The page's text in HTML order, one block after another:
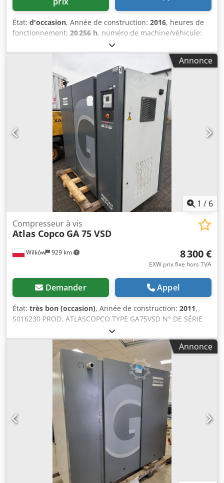
État: d'occasion, Année de construction: 2016, heures de
fonctionnement: 20 256 h, numéro de machine/véhicule:
, Lg.Nr. 25372 Chodpfoycvtwex Akroa Données
techniques : - Heures de fonctionnement : 20 256 h -
Pression de service : 13 bar - Débit : 4,09 m³/min -
Entraînement : 400 V / 26 kW - Vitesse du moteur : 3 000
tr/min - Encombrement env. : L 900 x H 1750 x P 900 mm -
Poids env. : 490 kg
Annonce
1 / 6
Wilków 929 km
Compresseur à vis
Atlas Copco GA 75 VSD
8 300 €
EXW prix fixe hors TVA
Demander Appel
État: très bon (occasion), Année de construction: 2011,
S016230 PROD. ATLASCOPCO TYPE GA75VSD N° DE SÉRIE
API658180 ANNÉE 2011 PUISSANCE (kW) 75 DÉBIT (m3/min)
14,68 PRESSION (bar) 13 HEURES (SERVICE/TOTAL)
ONduleur oui DESSÉCHEUR INTÉGRÉ non ÉCHANGEUR oui
REFROIDISSEMENT (AIR/EAU) air SUR RÉSERVOIR non
Chjdpfx Akezcnu Tersa DOCUMENTS non RACCORD 2 1/2
NEUF/OCCASION OCCASION
Annonce